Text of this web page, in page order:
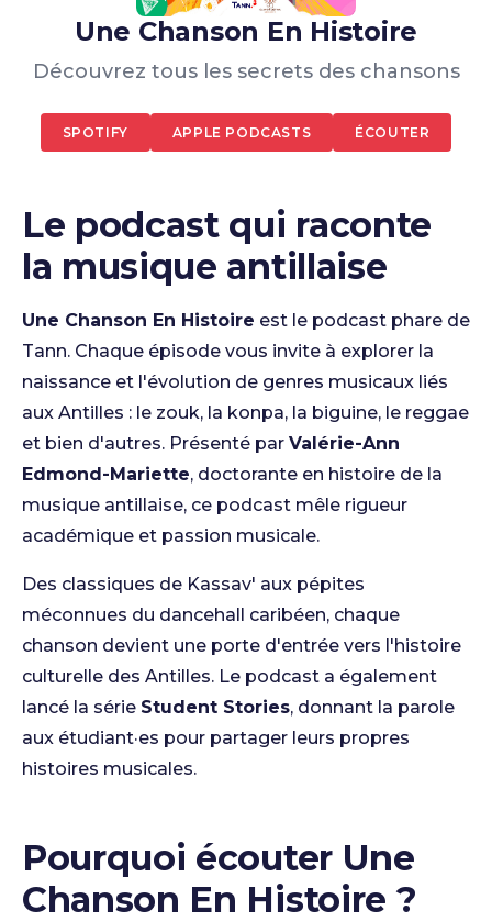
Une Chanson En Histoire
Découvrez tous les secrets des chansons
SPOTIFY APPLE PODCASTS ÉCOUTER
Le podcast qui raconte
la musique antillaise
Une Chanson En Histoire est le podcast phare de
Tann. Chaque épisode vous invite à explorer la
naissance et l'évolution de genres musicaux liés
aux Antilles : le zouk, la konpa, la biguine, le reggae
et bien d'autres. Présenté par Valérie-Ann
Edmond-Mariette, doctorante en histoire de la
musique antillaise, ce podcast mêle rigueur
académique et passion musicale.
Des classiques de Kassav' aux pépites
méconnues du dancehall caribéen, chaque
chanson devient une porte d'entrée vers l'histoire
culturelle des Antilles. Le podcast a également
lancé la série Student Stories, donnant la parole
aux étudiant·es pour partager leurs propres
histoires musicales.
Pourquoi écouter Une
Chanson En Histoire ?